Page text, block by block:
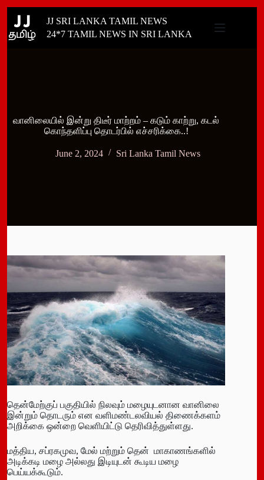
content
JJ SRI LANKA TAMIL NEWS
24*7 TAMIL NEWS IN SRI LANKA
வானிலையில் இன்று திடீர் மாற்றம் – கடும் காற்று, கடல்
கொந்தளிப்பு தொடர்பில் எச்சரிக்கை..!
June 2, 2024 Sri Lanka Tamil News
தென்மேற்குப் பகுதியில் நிலவும் மழையுடனான வானிலை
இன்றும் தொடரும் என வளிமண்டலவியல் திணைக்களம்
அறிக்கை ஒன்றை வெளியிட்டு தெரிவித்துள்ளது.
மத்திய, சப்ரகமுவ, மேல் மற்றும் தென் மாகாணங்களில்
அடிக்கடி மழை அல்லது இடியுடன் கூடிய மழை
பெய்யக்கூடும்.